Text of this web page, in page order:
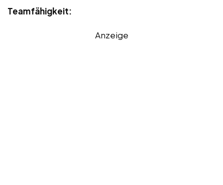
Teamfähigkeit:
Anzeige